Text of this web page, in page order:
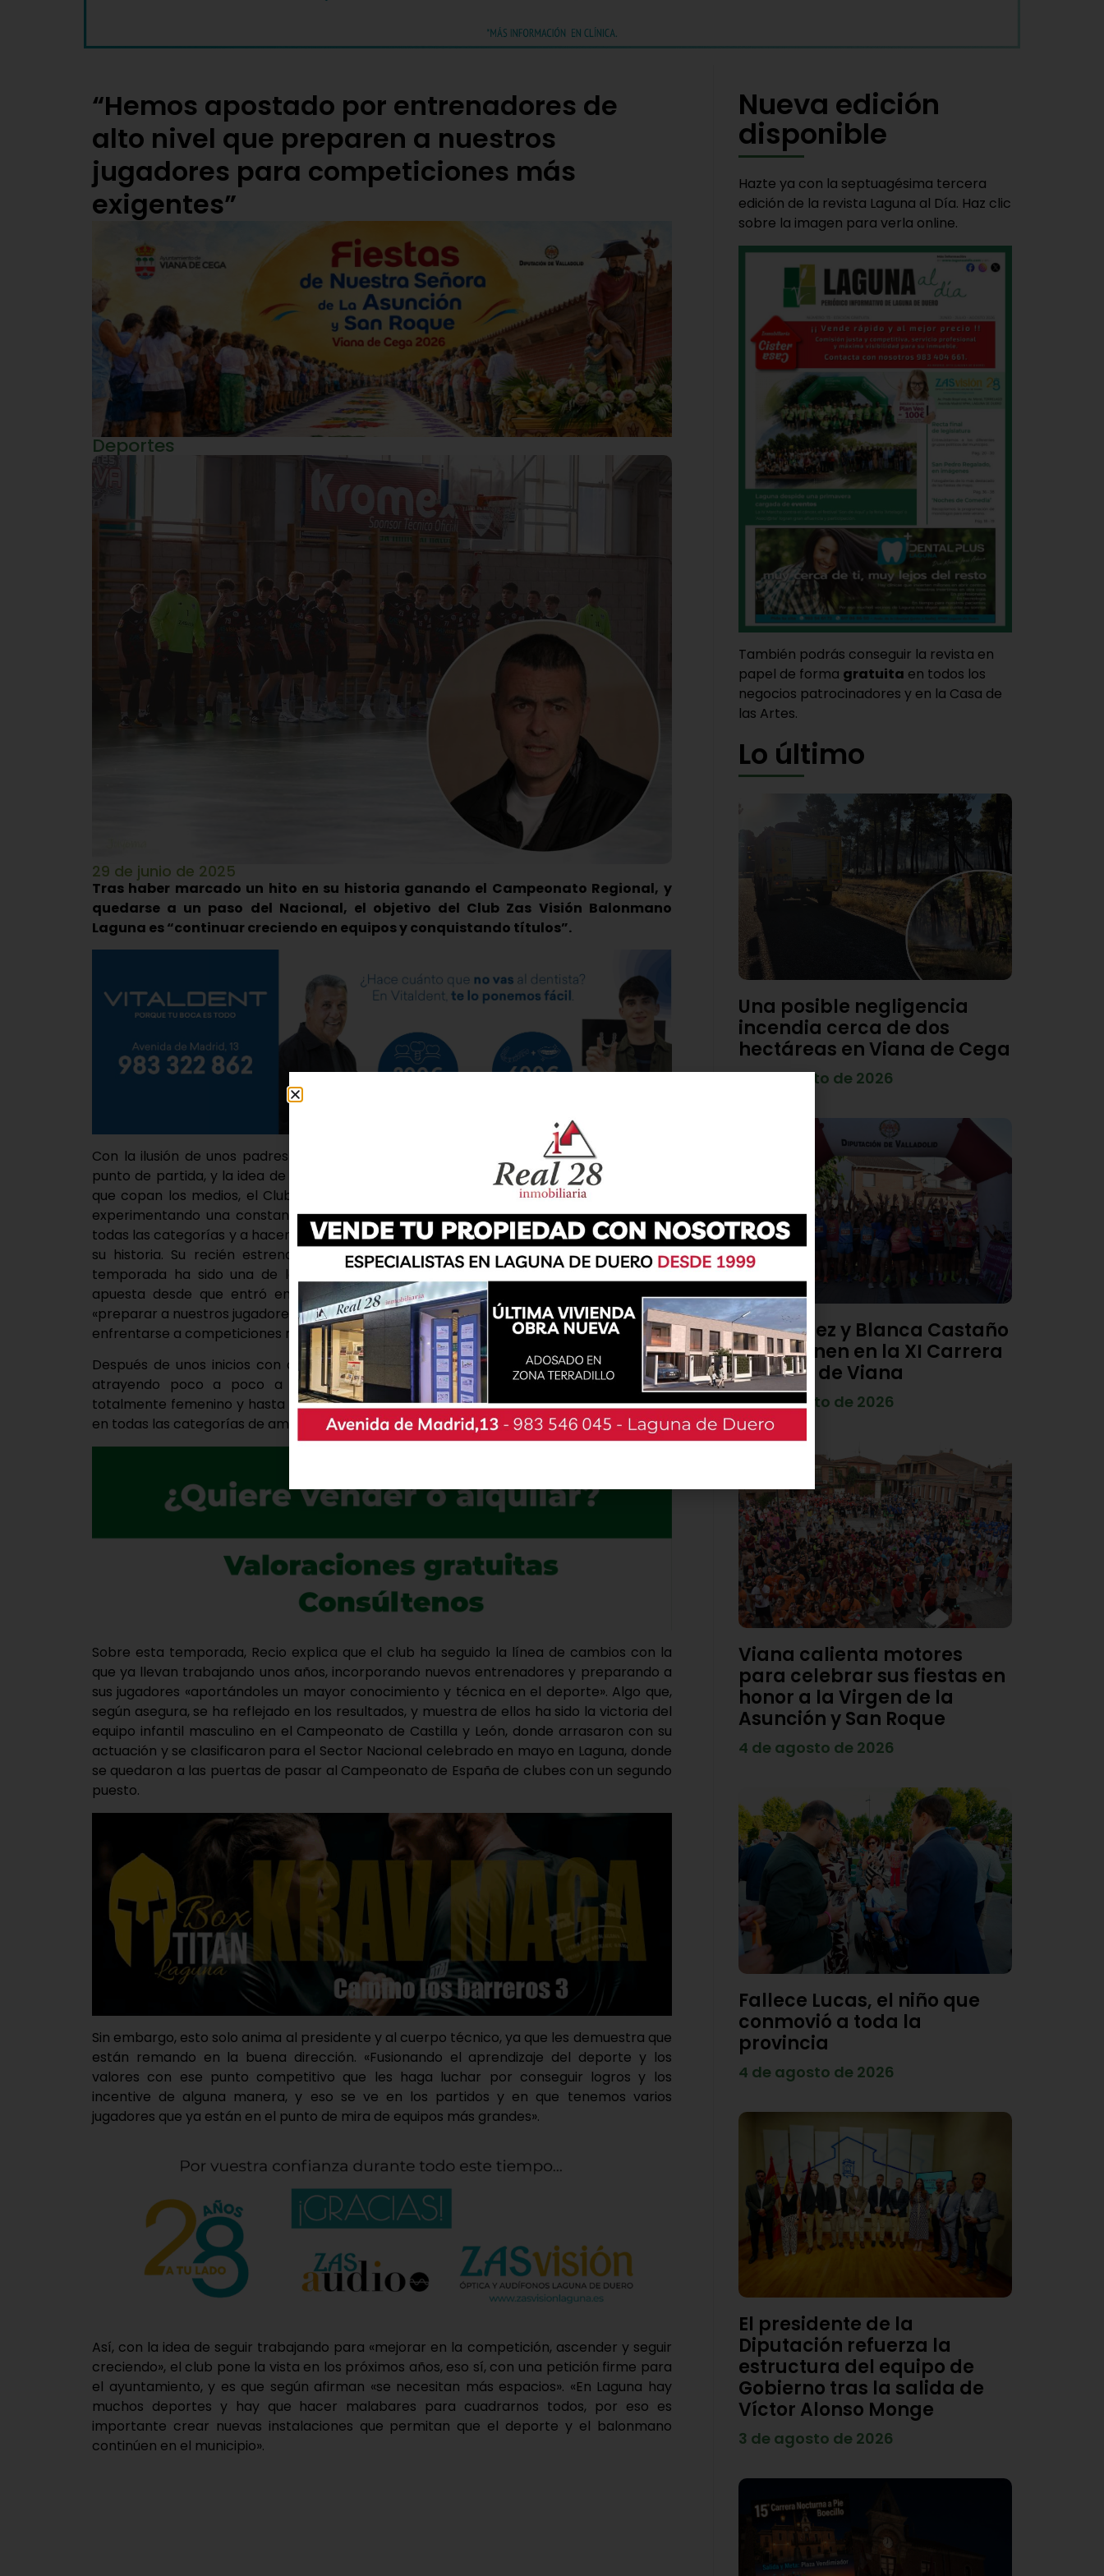
“Hemos apostado por entrenadores de
alto nivel que preparen a nuestros
jugadores para competiciones más
exigentes”
Deportes
29 de junio de 2025
Tras haber marcado un hito en su historia ganando el Campeonato Regional, y
quedarse a un paso del Nacional, el objetivo del Club Zas Visión Balonmano
Laguna es “continuar creciendo en equipos y conquistando títulos”.
Con la ilusión de unos padres por asegurar el balonmano en la vida de sus hijos como
punto de partida, y la idea de mantener en Laguna un deporte diferente más allá de los
que copan los medios, el Club Deportivo Balonmano Laguna lleva desde su nacimiento
experimentando una constante evolución que los ha hecho llegar a tener equipos en
todas las categorías y a hacerse con títulos que hoy marcan efemérides en los anales de
su historia. Su recién estrenado presidente, José Luis Recio Varela, señala que esta
temporada ha sido una de las mejores para el balonmano lagunero y que su gran
apuesta desde que entró en la directiva y ahora como presidente no es otra que
«preparar a nuestros jugadores con entrenadores de alto nivel para que estén listos para
enfrentarse a competiciones más exigentes y puedan llegar muy lejos».
Después de unos inicios con apenas un par de equipos, el C.D. Balonmano Laguna fue
atrayendo poco a poco a nuevos jugadores, teniendo en 2012 el primer equipo
totalmente femenino y hasta llegar en la actualidad a contar con un total de 17 equipos
en todas las categorías de ambos sexos y con un 80% del propio municipio.
Sobre esta temporada, Recio explica que el club ha seguido la línea de cambios con la
que ya llevan trabajando unos años, incorporando nuevos entrenadores y preparando a
sus jugadores «aportándoles un mayor conocimiento y técnica en el deporte». Algo que,
según asegura, se ha reflejado en los resultados, y muestra de ellos ha sido la victoria del
equipo infantil masculino en el Campeonato de Castilla y León, donde arrasaron con su
actuación y se clasificaron para el Sector Nacional celebrado en mayo en Laguna, donde
se quedaron a las puertas de pasar al Campeonato de España de clubes con un segundo
puesto.
Sin embargo, esto solo anima al presidente y al cuerpo técnico, ya que les demuestra que
están remando en la buena dirección. «Fusionando el aprendizaje del deporte y los
valores con ese punto competitivo que les haga luchar por conseguir logros y los
incentive de alguna manera, y eso se ve en los partidos y en que tenemos varios
jugadores que ya están en el punto de mira de equipos más grandes».
Así, con la idea de seguir trabajando para «mejorar en la competición, ascender y seguir
creciendo», el club pone la vista en los próximos años, eso sí, con una petición firme para
el ayuntamiento, y es que según afirman «se necesitan más espacios». «En Laguna hay
muchos deportes y hay que hacer malabares para cuadrarnos todos, por eso es
importante crear nuevas instalaciones que permitan que el deporte y el balonmano
continúen en el municipio».
Nueva edición
disponible
Hazte ya con la septuagésima tercera
edición de la revista Laguna al Día. Haz clic
sobre la imagen para verla online.
También podrás conseguir la revista en
papel de forma gratuita en todos los
negocios patrocinadores y en la Casa de
las Artes.
Lo último
Una posible negligencia
incendia cerca de dos
hectáreas en Viana de Cega
7 de agosto de 2026
Diego Díez y Blanca Castaño
se imponen en la XI Carrera
Popular de Viana
4 de agosto de 2026
Viana calienta motores
para celebrar sus fiestas en
honor a la Virgen de la
Asunción y San Roque
4 de agosto de 2026
Fallece Lucas, el niño que
conmovió a toda la
provincia
4 de agosto de 2026
El presidente de la
Diputación refuerza la
estructura del equipo de
Gobierno tras la salida de
Víctor Alonso Monge
3 de agosto de 2026